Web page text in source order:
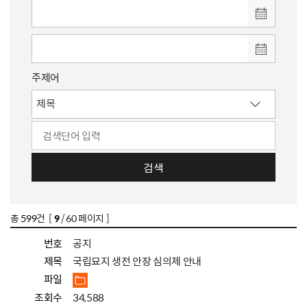
주제어
검색
총 599건 [9/ 60 페이지 ]
번호
공지
제목
국립묘지 생전 안장 심의제 안내
파일
조회수
34,588